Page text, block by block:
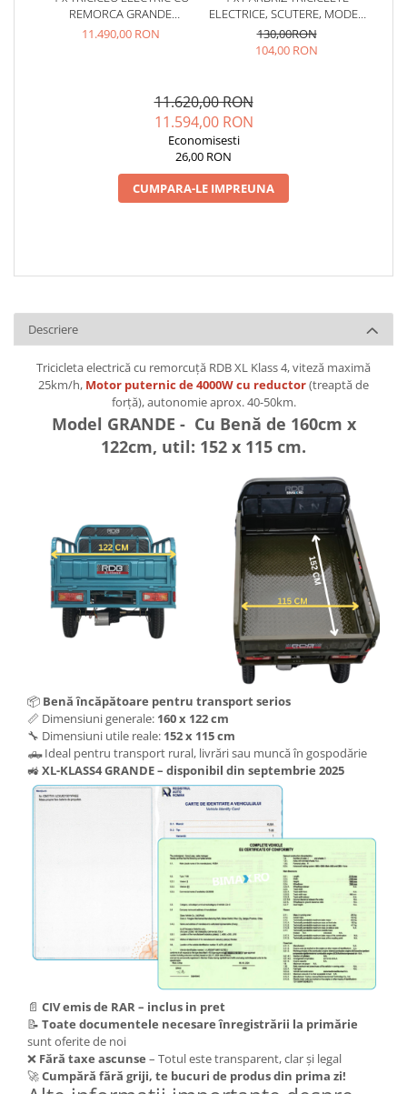
REMORCA GRANDE
160X122CM, MOTOR 4000W,
11.490,00 RON
ELECTRICE, SCUTERE, MODEL
RETRO, PRINDERE GHIDON
130,00RON
104,00 RON
11.620,00 RON
11.594,00 RON
Economisesti
26,00 RON
CUMPARA-LE IMPREUNA
Descriere
Tricicleta electrică cu remorcuță RDB XL Klass 4, viteză maximă
25km/h, Motor puternic de 4000W cu reductor(treaptă de
forță), autonomie aprox. 40-50km.
Model GRANDE - Cu Benă de 160cm x
122cm, util: 152 x 115 cm.
📦 Benă încăpătoare pentru transport serios
📏 Dimensiuni generale: 160 x 122 cm
🔧 Dimensiuni utile reale: 152 x 115 cm
🛻 Ideal pentru transport rural, livrări sau muncă în gospodărie
🚜XL-KLASS4 GRANDE – disponibil din septembrie 2025
📄 CIV emis de RAR – inclus in pret
📝 Toate documentele necesare înregistrării la primărie
sunt oferite de noi
❌ Fără taxe ascunse – Totul este transparent, clar și legal
🚀Cumpără fără griji, te bucuri de produs din prima zi!